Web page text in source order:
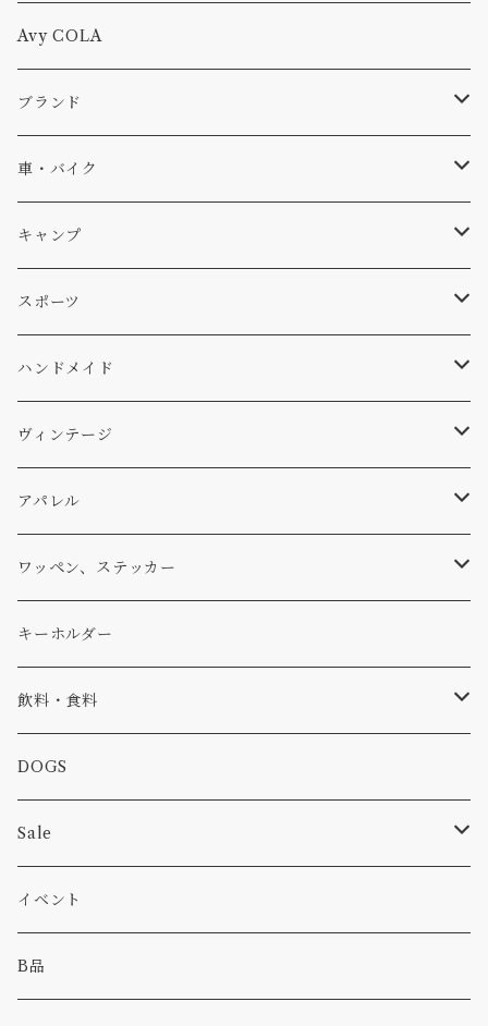
Tシャツ
キャップ、ニット
ソックス
雑貨
ステッカー
バッグ
パンツ
パーカー・トレーナー
アウター
コラボ
食品
Avy COLA
ブランド
Db
サーフ
スキー
A-Frame
DOGS
WEAR
Four My Self
Ten
アメリカ軍払い下げ
...mura
車・バイク
車外
マット、シート
エアフレッシュナー
小物
ヘルメット
キャンプ
ファニチャー
キッチン
スリーピング
小物
コーヒー
焚き火
スポーツ
サーフ
スキー
ハンドメイド
ステッカー
ワッペン
小物
ヴィンテージ
ワッペン
ステッカー
小物
バイク
カー
アパレル
Tシャツ
キャップ、ニット
バッグ
小物
パンツ
パーカー・トレーナー
ワッペン、ステッカー
ワッペン
ステッカー
ピン
キーホルダー
飲料・食料
コーヒー
食べ物
DOGS
Sale
カー
キャンプ
イベント
B品